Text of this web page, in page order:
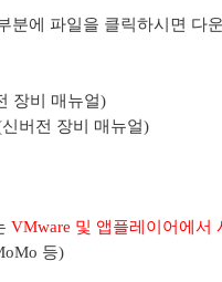
분에 파일을 클릭하시면 다
장비 매뉴얼)
버전 장비 매뉴얼)
VMware 및 앱플레이어에서
등)